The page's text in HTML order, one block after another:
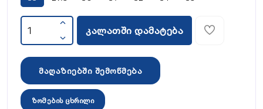
კალათში დამატება
მაღაზიებში შემოწმება
ზომების ცხრილი